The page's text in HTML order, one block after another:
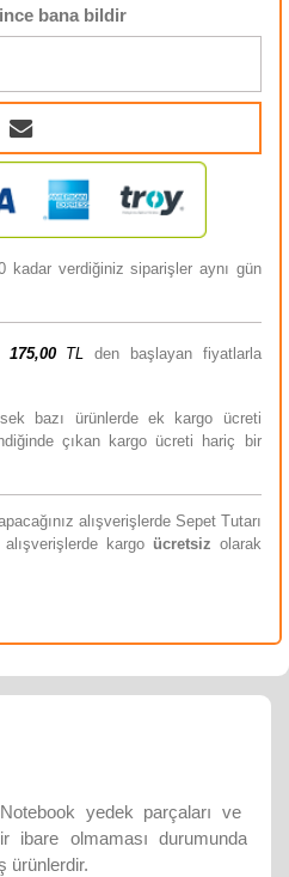
bana bildir
kadar verdiğiniz siparişler aynı gün
175,00 TL den başlayan fiyatlarla
bazı ürünlerde ek kargo ücreti
çıkan kargo ücreti hariç bir
alışverişlerde Sepet Tutarı
kargo ücretsiz olarak
Notebook yedek parçaları ve
ibare olmaması durumunda
ürünlerdir.